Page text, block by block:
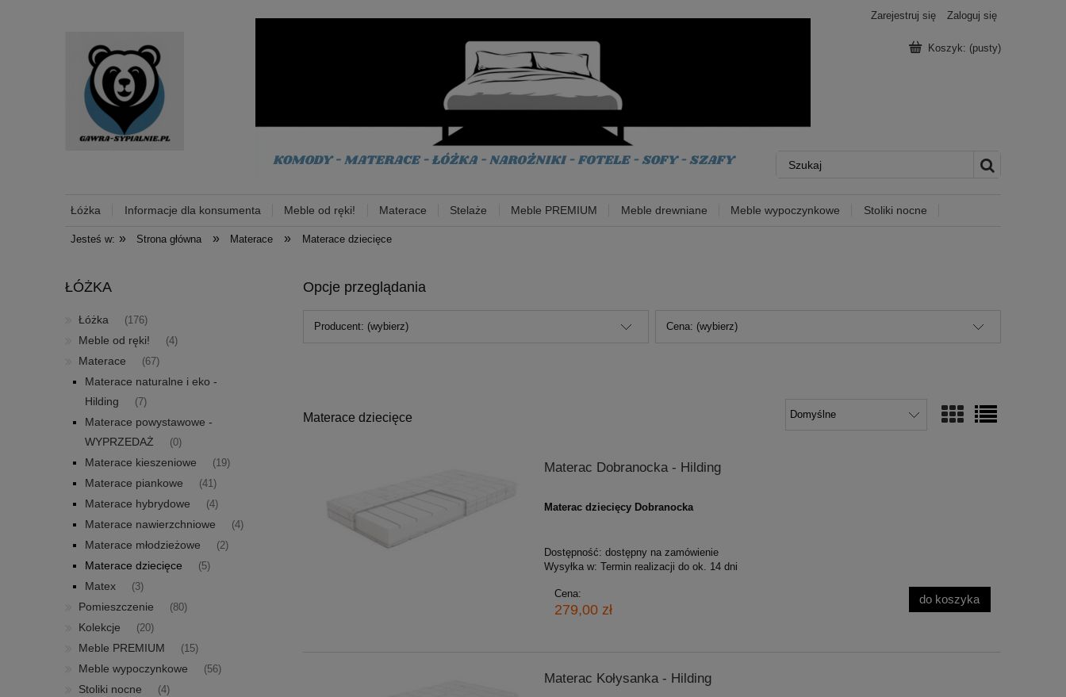
Zarejestruj się Zaloguj się
Koszyk: (pusty)
Łóżka Informacje dla konsumenta Meble od ręki! Materace Stelaże Meble PREMIUM Meble drewniane Meble wypoczynkowe Stoliki nocne
Akcesoria Promocje Strefa wyprzedaży
Jesteś w: » Strona główna » Materace » Materace dziecięce
ŁÓŻKA
Łóżka (176)
Meble od ręki! (4)
Materace (67)
Materace naturalne i eko -
Hilding
(7)
Materace powystawowe -
WYPRZEDAŻ
(0)
Materace kieszeniowe (19)
Materace piankowe (41)
Materace hybrydowe (4)
Materace nawierzchniowe (4)
Materace młodzieżowe (2)
Materace dziecięce (5)
Matex (3)
Pomieszczenie (80)
Kolekcje (20)
Meble PREMIUM (15)
Meble wypoczynkowe (56)
Stoliki nocne (4)
Opcje przeglądania
Producent: (wybierz) Cena: (wybierz)
Materace dziecięce
Materac Dobranocka - Hilding
Materac dziecięcy Dobranocka
Dostępność: dostępny na zamówienie
Wysyłka w: Termin realizacji do ok. 14 dni
Cena:
279,00 zł
do koszyka
Materac Kołysanka - Hilding